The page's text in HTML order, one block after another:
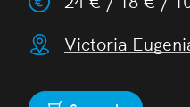
Victoria